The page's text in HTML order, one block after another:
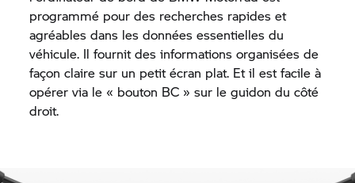
programmé pour des recherches rapides et
agréables dans les données essentielles du
véhicule. Il fournit des informations organisées de
façon claire sur un petit écran plat. Et il est facile à
opérer via le « bouton BC » sur le guidon du côté
droit.